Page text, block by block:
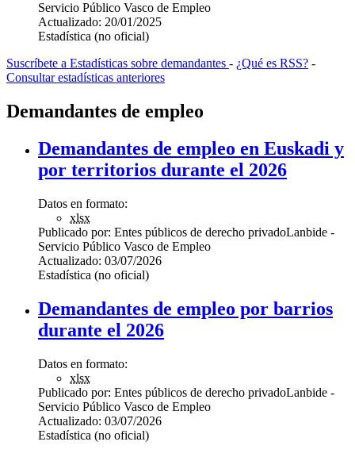
Servicio Público Vasco de Empleo
Actualizado: 20/01/2025
Estadística (no oficial)
Suscríbete a Estadísticas sobre demandantes - ¿Qué es RSS? -
Consultar estadísticas anteriores
Demandantes de empleo
Demandantes de empleo en Euskadi y
por territorios durante el 2026
Datos en formato:
xlsx
Publicado por: Entes públicos de derecho privadoLanbide -
Servicio Público Vasco de Empleo
Actualizado: 03/07/2026
Estadística (no oficial)
Demandantes de empleo por barrios
durante el 2026
Datos en formato:
xlsx
Publicado por: Entes públicos de derecho privadoLanbide -
Servicio Público Vasco de Empleo
Actualizado: 03/07/2026
Estadística (no oficial)